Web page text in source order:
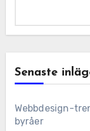
Senaste
Webbdesign-
byråer